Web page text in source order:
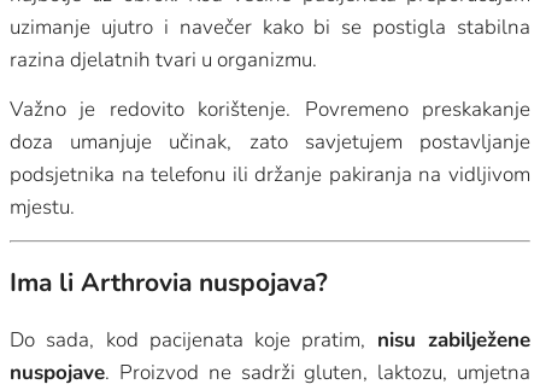
uzimanje ujutro i navečer kako bi se postigla stabilna
razina djelatnih tvari u organizmu.
Važno je redovito korištenje. Povremeno preskakanje
doza umanjuje učinak, zato savjetujem postavljanje
podsjetnika na telefonu ili držanje pakiranja na vidljivom
mjestu.
Ima li Arthrovia nuspojava?
Do sada, kod pacijenata koje pratim, nisu zabilježene
nuspojave. Proizvod ne sadrži gluten, laktozu, umjetna